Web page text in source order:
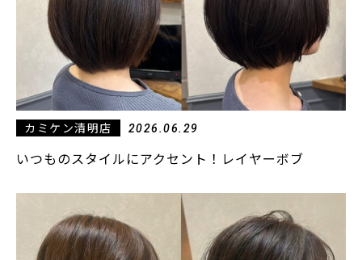
カミケン清明店 2026.06.29
いつものスタイルにアクセント！レイヤーボブ